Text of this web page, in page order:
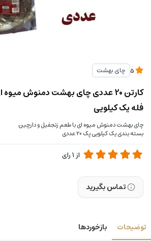
چای بهشت
کارتن 20 عددی چای بهشت دمنوش
فله یک کیلویی
چای بهشت دمنوش میوه ای با طعم زنجفیل و دارچین
بسته بندی یک کیلویی پک 20 عددی
از 1رای
تماس بگیرید
توضیحات بازخوردها